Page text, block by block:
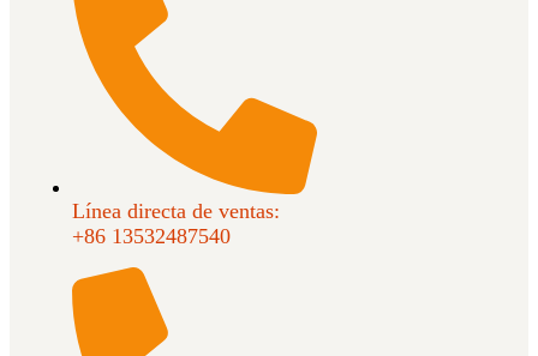
Línea directa de ventas:
+86 13532487540